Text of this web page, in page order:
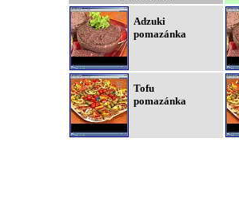
Adzuki
pomazánka
Tofu
pomazánka